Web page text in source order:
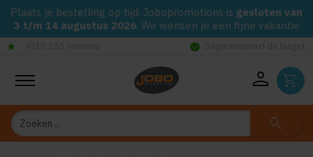
Plaats je bestelling op tijd. Jobopromotions is gesloten van
3 t/m 14 augustus 2026. We wensen je een fijne vakantie
Gegarandeerd de laagste prijs op alle Jobo's Advies artikelen
person shopping_cart
Zoeken search